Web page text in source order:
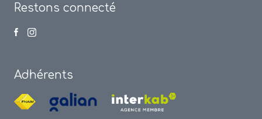
Restons connecté
Adhérents